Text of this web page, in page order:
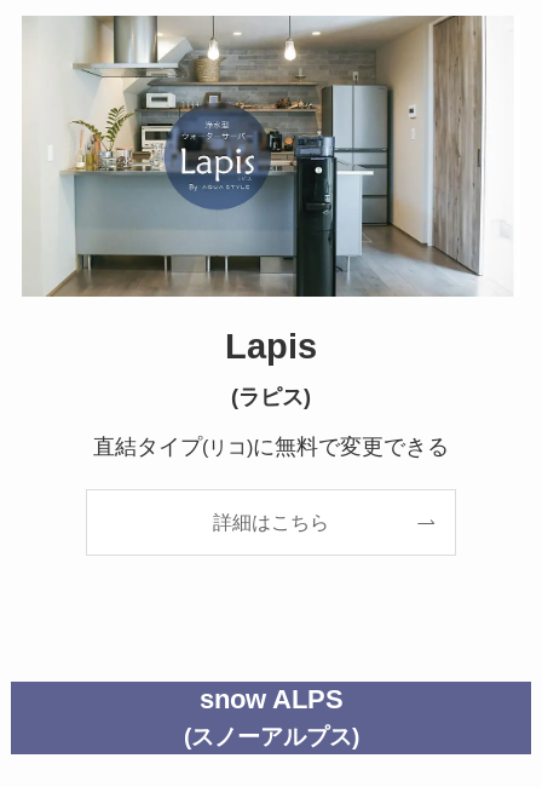
Lapis
(ラピス)
直結タイプ(リコ)に無料で変更できる
詳細はこちら
snow ALPS
(スノーアルプス)